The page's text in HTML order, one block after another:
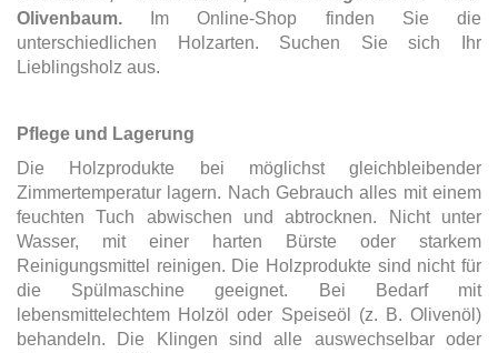
Olivenbaum. Im Online-Shop finden Sie die
unterschiedlichen Holzarten. Suchen Sie sich Ihr
Lieblingsholz aus.
Pflege und Lagerung
Die Holzprodukte bei möglichst gleichbleibender
Zimmertemperatur lagern. Nach Gebrauch alles mit einem
feuchten Tuch abwischen und abtrocknen. Nicht unter
Wasser, mit einer harten Bürste oder starkem
Reinigungsmittel reinigen. Die Holzprodukte sind nicht für
die Spülmaschine geeignet. Bei Bedarf mit
lebensmittelechtem Holzöl oder Speiseöl (z. B. Olivenöl)
behandeln. Die Klingen sind alle auswechselbar oder